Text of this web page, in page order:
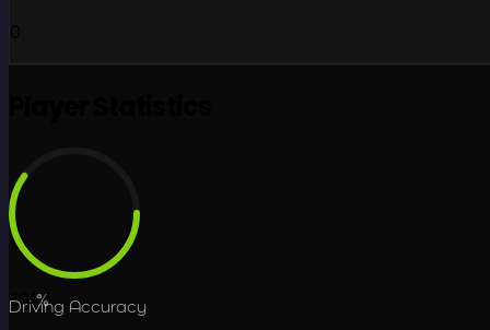
60.1%
Driving Accuracy